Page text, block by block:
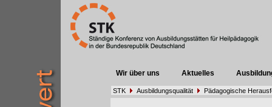
Wir über uns Aktuelles
STK Ausbildungsqualität Pädagogische